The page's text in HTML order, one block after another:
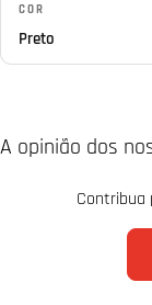
COR
Preto
A opinião dos
Contribua